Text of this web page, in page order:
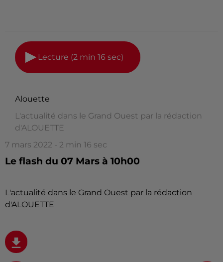
Lecture (2 min 16 sec)
Alouette
L'actualité dans le Grand Ouest par la rédaction
d'ALOUETTE
7 mars 2022 - 2 min 16 sec
Le flash du 07 Mars à 10h00
L'actualité dans le Grand Ouest par la rédaction
d'ALOUETTE